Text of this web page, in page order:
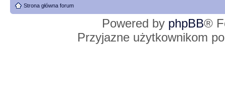
Strona główna forum
Powered by phpBB®
Przyjazne użytkownikom